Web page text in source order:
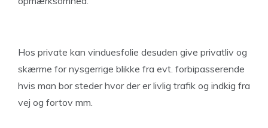
Hos private kan vinduesfolie desuden give privatliv og
skærme for nysgerrige blikke fra evt. forbipasserende
hvis man bor steder hvor der er livlig trafik og indkig fra
vej og fortov mm.